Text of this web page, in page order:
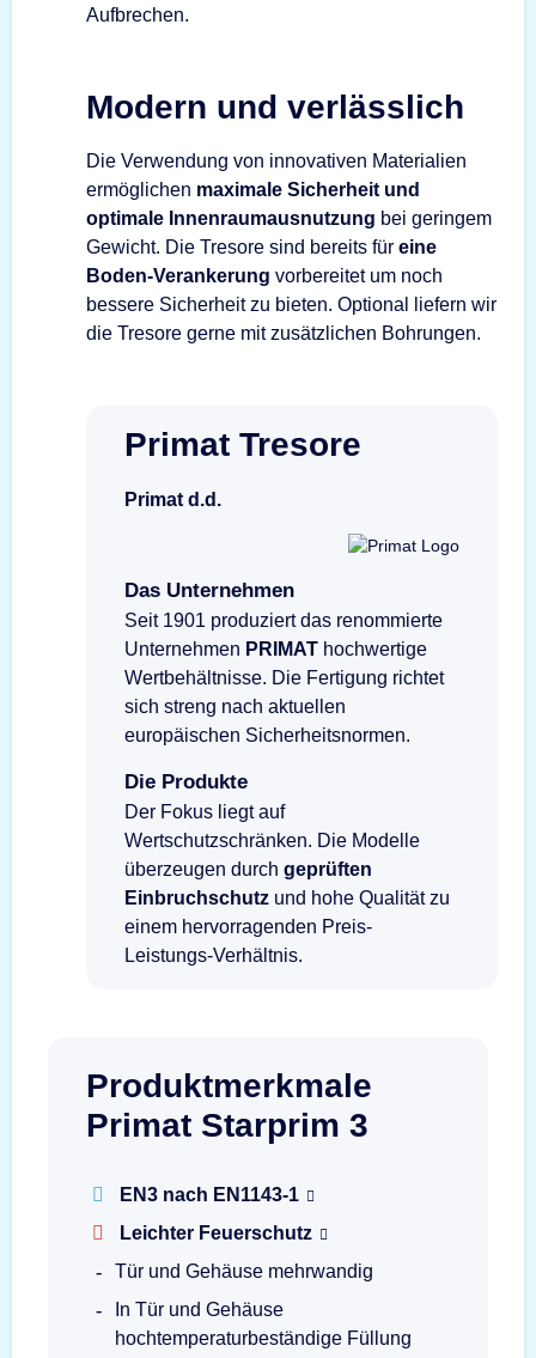
Aufbrechen.
Modern und verlässlich
Die Verwendung von innovativen Materialien
ermöglichen maximale Sicherheit und
optimale Innenraumausnutzung bei geringem
Gewicht. Die Tresore sind bereits für eine
Boden-Verankerung vorbereitet um noch
bessere Sicherheit zu bieten. Optional liefern wir
die Tresore gerne mit zusätzlichen Bohrungen.
Primat Tresore
Primat d.d.
Das Unternehmen
Seit 1901 produziert das renommierte
Unternehmen PRIMAT hochwertige
Wertbehältnisse. Die Fertigung richtet
sich streng nach aktuellen
europäischen Sicherheitsnormen.
Die Produkte
Der Fokus liegt auf
Wertschutzschränken. Die Modelle
überzeugen durch geprüften
Einbruchschutz und hohe Qualität zu
einem hervorragenden Preis-
Leistungs-Verhältnis.
Produktmerkmale
Primat Starprim 3
EN3 nach EN1143-1
Leichter Feuerschutz
Tür und Gehäuse mehrwandig
In Tür und Gehäuse
hochtemperaturbeständige Füllung